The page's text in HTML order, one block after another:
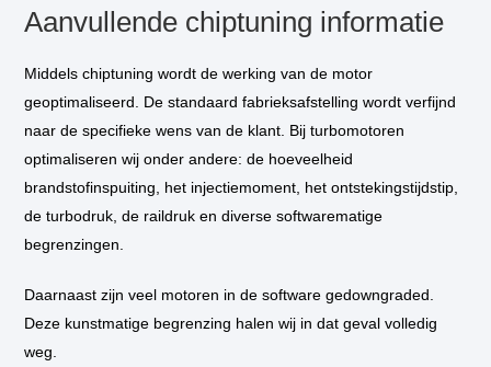
* Als u kiest voor inbouw op locatie, dan komt één van onze technicus
bij u thuis of op het werk langs om de tuning in te bouwen.
** Standaard wordt de auto niet op de vermogenstestbank geplaatst
tijdens de tuningssessie, tenzij hier aanleiding voor is. Als u een
vermogensrun wilt op onze dyno van voor de tuning en daarna, dan is dit
Aanvullende chiptuning informatie
Middels chiptuning wordt de werking van de motor
geoptimaliseerd. De standaard fabrieksafstelling wordt verfijnd
naar de specifieke wens van de klant. Bij turbomotoren
optimaliseren wij onder andere: de hoeveelheid
brandstofinspuiting, het injectiemoment, het ontstekingstijdstip,
de turbodruk, de raildruk en diverse softwarematige
begrenzingen.
Daarnaast zijn veel motoren in de software gedowngraded.
Deze kunstmatige begrenzing halen wij in dat geval volledig
weg.